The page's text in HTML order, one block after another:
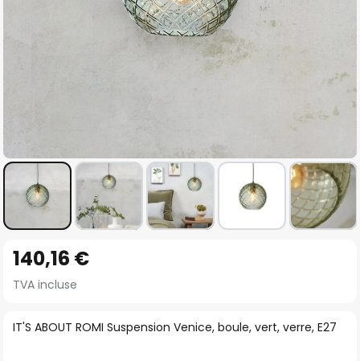
to
the
ofIT'S ABOUT ROMI Suspension Venice, boule, vert, verre, E27
140,16 €
TVA incluse